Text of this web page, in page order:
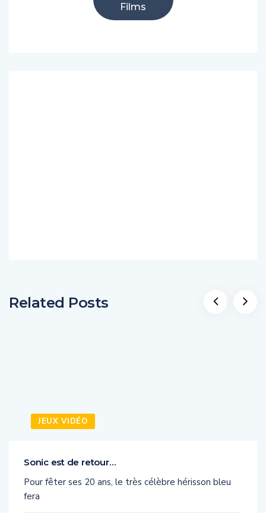
Films
Related Posts
JEUX VIDÉO
Sonic est de retour…
Pour fêter ses 20 ans, le très célèbre hérisson bleu
fera